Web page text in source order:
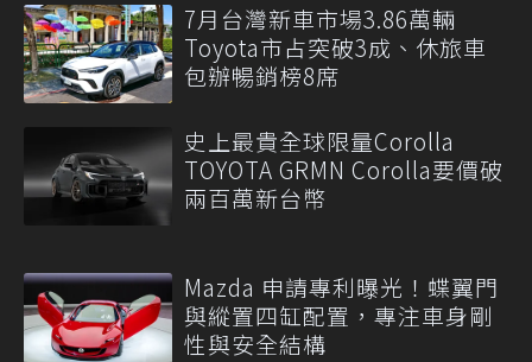
7月台灣新車市場3.86萬輛
Toyota市占突破3成、休旅車
包辦暢銷榜8席
史上最貴全球限量Corolla
TOYOTA GRMN Corolla要價破
兩百萬新台幣
Mazda 申請專利曝光！蝶翼門
與縱置四缸配置，專注車身剛
性與安全結構